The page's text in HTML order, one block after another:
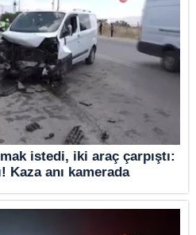
istedi, iki araç çarpıştı:
Kaza anı kamerada